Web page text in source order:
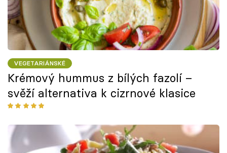
VEGETARIÁNSKÉ
Krémový hummus z bílých fazolí –
svěží alternativa k cizrnové klasice